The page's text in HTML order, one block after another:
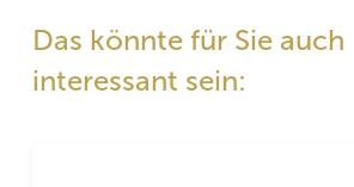
Das könnte für Sie auch
interessant sein: